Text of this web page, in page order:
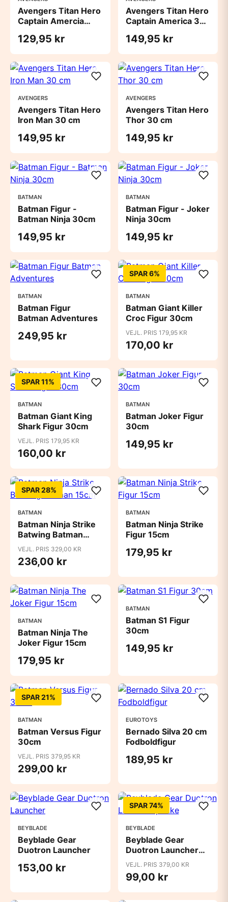
Avengers Titan Hero
Captain Amercia
129,95 kr
Avengers Titan Hero
Captain America 30
149,95 kr
AVENGERS
Avengers Titan Hero
Iron Man 30 cm
149,95 kr
AVENGERS
Avengers Titan Hero
Thor 30 cm
149,95 kr
BATMAN
Batman Figur -
Batman Ninja 30cm
149,95 kr
BATMAN
Batman Figur - Joker
Ninja 30cm
149,95 kr
BATMAN
Batman Figur
Batman Adventures
249,95 kr
SPAR 6%
BATMAN
Batman Giant Killer
Croc Figur 30cm
VEJL. PRIS 179,95 KR
170,00 kr
SPAR 11%
BATMAN
Batman Giant King
Shark Figur 30cm
VEJL. PRIS 179,95 KR
160,00 kr
BATMAN
Batman Joker Figur
30cm
149,95 kr
SPAR 28%
BATMAN
Batman Ninja Strike
Batwing Batman
15cm
VEJL. PRIS 329,00 KR
236,00 kr
BATMAN
Batman Ninja Strike
Figur 15cm
179,95 kr
BATMAN
Batman Ninja The
Joker Figur 15cm
179,95 kr
BATMAN
Batman S1 Figur
30cm
149,95 kr
SPAR 21%
BATMAN
Batman Versus Figur
30cm
VEJL. PRIS 379,95 KR
299,00 kr
EUROTOYS
Bernado Silva 20 cm
Fodboldfigur
189,95 kr
BEYBLADE
Beyblade Gear
Duotron Launcher
153,00 kr
SPAR 74%
BEYBLADE
Beyblade Gear
Duotron Launcher
pakke
VEJL. PRIS 379,00 KR
99,00 kr